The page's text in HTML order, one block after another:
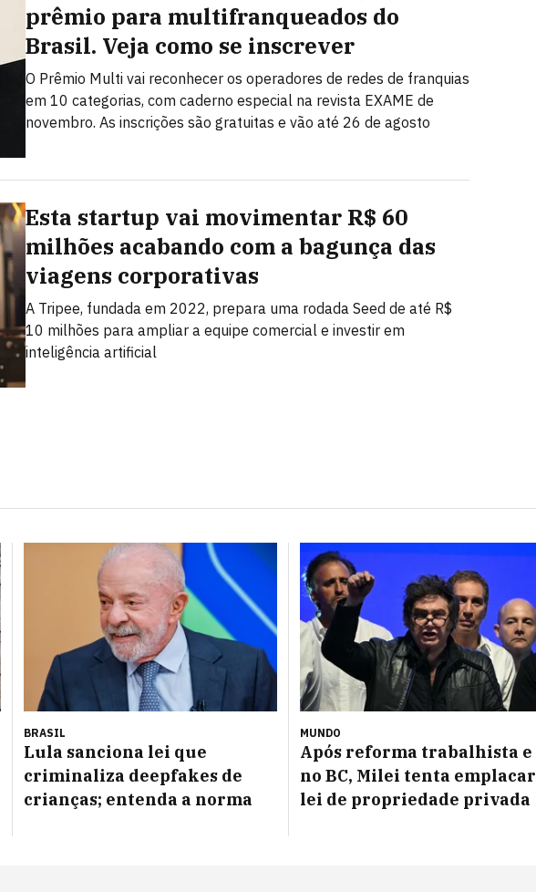
prêmio para multifranqueados do
Brasil. Veja como se inscrever
O Prêmio Multi vai reconhecer os operadores de redes de franquias
em 10 categorias, com caderno especial na revista EXAME de
novembro. As inscrições são gratuitas e vão até 26 de agosto
Esta startup vai movimentar R$ 60
milhões acabando com a bagunça das
viagens corporativas
A Tripee, fundada em 2022, prepara uma rodada Seed de até R$
10 milhões para ampliar a equipe comercial e investir em
inteligência artificial
BRASIL
Lula sanciona lei que
criminaliza deepfakes de
crianças; entenda a norma
MUNDO
Após reforma trabalhista e
no BC, Milei tenta emplacar
lei de propriedade privada